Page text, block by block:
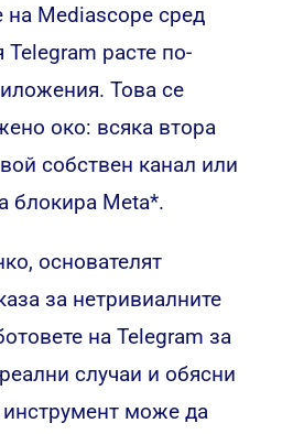
на Mediascope сред
Telegram расте по-
Това се
око: всяка втора
собствен канал или
блокира Meta*.
основателят
за нетривиалните
на Telegram за
случаи и обясни
инструмент може да